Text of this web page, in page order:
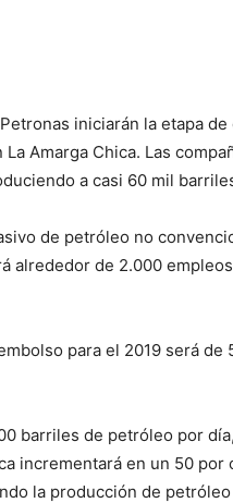
iniciarán la etapa
Amarga Chica. Las
a casi 60 mil
de petróleo no
alrededor de 2.000
para el 2019 será de
barriles de petróleo por
incrementará en un 50 por
la producción de